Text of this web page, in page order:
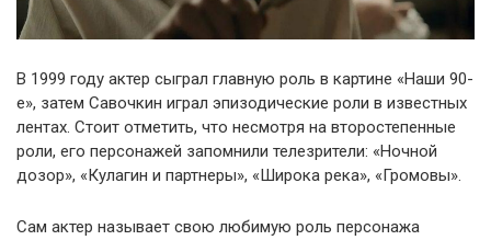
В 1999 году актер сыграл главную роль в картине «Наши 90-
е», затем Савочкин играл эпизодические роли в известных
лентах. Стоит отметить, что несмотря на второстепенные
роли, его персонажей запомнили телезрители: «Ночной
дозор», «Кулагин и партнеры», «Широка река», «Громовы».
Сам актер называет свою любимую роль персонажа